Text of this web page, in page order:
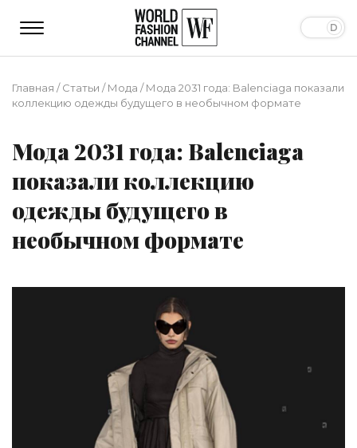
Главная /Статьи /Мода /Мода 2031 года: Balenciaga показали
коллекцию одежды будущего в необычном формате
Мода 2031 года: Balenciaga
показали коллекцию
одежды будущего в
необычном формате